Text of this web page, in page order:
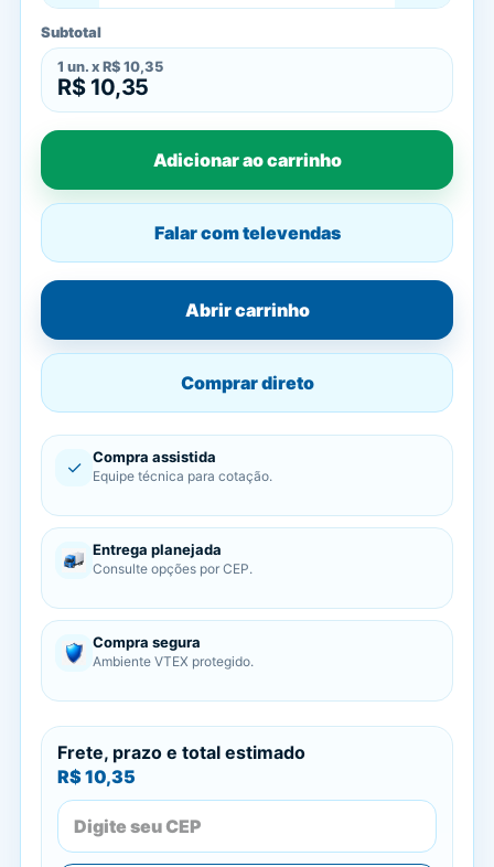
Subtotal
1 un. x R$ 10,35
R$ 10,35
Adicionar ao carrinho
Falar com televendas
Abrir carrinho
Comprar direto
✓ Compra assistida
Equipe técnica para cotação.
Entrega planejada
Consulte opções por CEP.
Compra segura
Ambiente VTEX protegido.
Frete, prazo e total estimado
R$ 10,35